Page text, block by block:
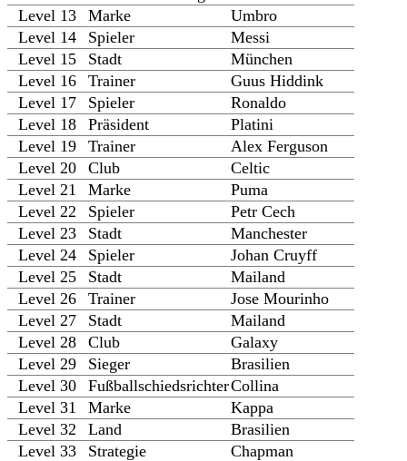
Level 13
Marke
Umbro
Level 14
Spieler
Messi
Level 15
Stadt
München
Level 16
Trainer
Guus Hiddink
Level 17
Spieler
Ronaldo
Level 18
Präsident
Platini
Level 19
Trainer
Alex Ferguson
Level 20
Club
Celtic
Level 21
Marke
Puma
Level 22
Spieler
Petr Cech
Level 23
Stadt
Manchester
Level 24
Spieler
Johan Cruyff
Level 25
Stadt
Mailand
Level 26
Trainer
Jose Mourinho
Level 27
Stadt
Mailand
Level 28
Club
Galaxy
Level 29
Sieger
Brasilien
Level 30
FußballschiedsrichterCollina
Level 31
Marke
Kappa
Level 32
Land
Brasilien
Level 33
Strategie
Chapman